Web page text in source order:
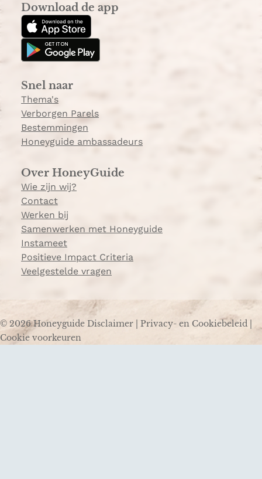
t
a
g
m
T
o
k
Download de app
Snel naar
Thema's
Verborgen Parels
Bestemmingen
Honeyguide ambassadeurs
Over HoneyGuide
Wie zijn wij?
Contact
Werken bij
Samenwerken met Honeyguide
Instameet
Positieve Impact Criteria
Veelgestelde vragen
© 2026 Honeyguide Disclaimer Privacy- en Cookiebeleid
Cookie voorkeuren